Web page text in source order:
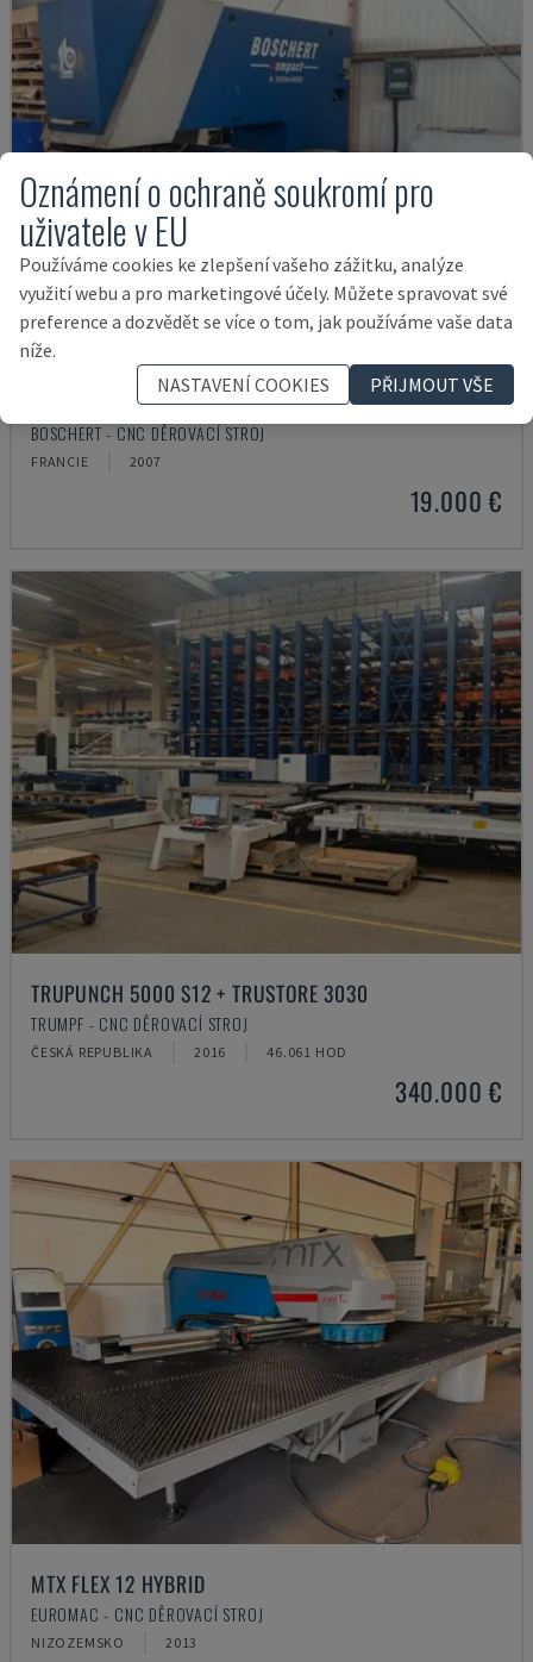
COMPACT 1000
BOSCHERT - CNC DĚROVACÍ STROJ
FRANCIE 2007
19.000 €
TRUPUNCH 5000 S12 + TRUSTORE 3030
TRUMPF - CNC DĚROVACÍ STROJ
ČESKÁ REPUBLIKA 2016 46.061 HOD
340.000 €
MTX FLEX 12 HYBRID
EUROMAC - CNC DĚROVACÍ STROJ
NIZOZEMSKO 2013
Oznámení o ochraně soukromí pro
uživatele v EU
Používáme cookies ke zlepšení vašeho zážitku, analýze
využití webu a pro marketingové účely. Můžete spravovat své
preference a dozvědět se více o tom, jak používáme vaše data
níže.
NASTAVENÍ COOKIES
PŘIJMOUT VŠE